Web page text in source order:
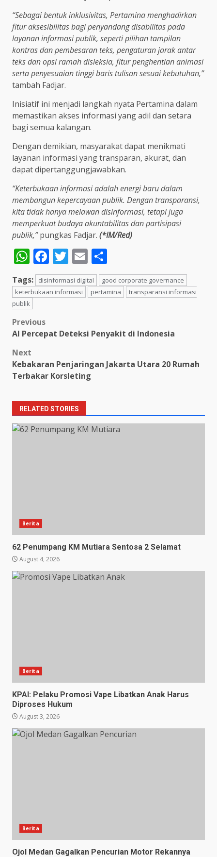
“Sebagai bentuk inklusivitas, Pertamina menghadirkan
fitur aksesibilitas bagi penyandang disabilitas pada
layanan informasi publik, seperti pilihan tampilan
kontras dan pembesaran teks, pengaturan jarak antar
teks dan opsi ramah disleksia, fitur penghentian animasi
serta penyesuaian tinggi baris tulisan sesuai kebutuhan,”
tambah Fadjar.
Inisiatif ini menjadi langkah nyata Pertamina dalam
memastikan akses informasi yang adil dan setara
bagi semua kalangan.
Dengan demikian, masyarakat dapat menikmati
layanan informasi yang transparan, akurat, dan
dapat dipertanggungjawabkan.
“Keterbukaan informasi adalah energi baru dalam
membangun kepercayaan publik. Dengan transparansi,
kita tidak hanya melawan disinformasi, tetapi juga
memperkuat budaya akuntabilitas dan partisipasi
publik,”pungkas Fadjar. (*IM/Red)
WhatsApp
Facebook
Twitter
Email
Tags: disinformasi digital
good corporate governance
keterbukaan informasi
pertamina
transparansi informasi
publik
Post
navigation
Previous
AI Percepat Deteksi Penyakit di Indonesia
Next
Kebakaran Penjaringan Jakarta Utara 20 Rumah
Terbakar Korsleting
RELATED STORIES
Berita
62 Penumpang KM Mutiara Sentosa 2 Selamat
August 4, 2026
Berita
KPAI: Pelaku Promosi Vape Libatkan Anak Harus
Diproses Hukum
August 3, 2026
Berita
Ojol Medan Gagalkan Pencurian Motor Rekannya